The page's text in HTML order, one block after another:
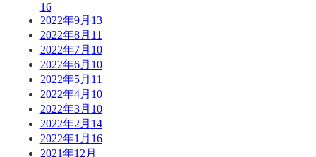
16
2022年9月 13
2022年8月 11
2022年7月 10
2022年6月 10
2022年5月 11
2022年4月 10
2022年3月 10
2022年2月 14
2022年1月 16
2021年12月